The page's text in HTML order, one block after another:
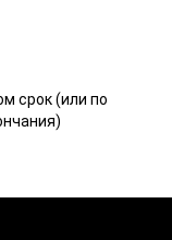
срок (или по